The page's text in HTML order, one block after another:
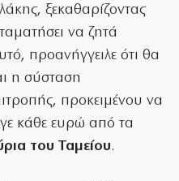
ξεκαθαρίζοντας
να ζητά
προανήγγειλε ότι θα
η σύσταση
προκειμένου να
κάθε ευρώ από τα
του Ταμείου.